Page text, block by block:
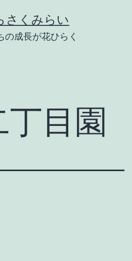
さくみらい
の成長が花ひらく
目園